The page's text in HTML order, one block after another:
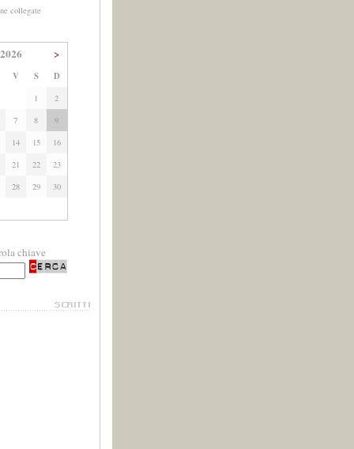
collegate
>
V S D
1
2
7 8
9
14 15
16
21 22
23
28 29
30
chiave